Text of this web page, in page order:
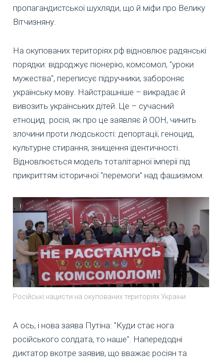
пропагандистської шухляди, що й міфи про Велику
Вітчизняну.
На окупованих територіях рф відновлює радянські
порядки: відроджує піонерію, комсомол, "уроки
мужества", переписує підручники, забороняє
українську мову. Найстрашніше – викрадає й
вивозить українських дітей. Це – сучасний
етноцид. росія, як про це заявляє й ООН, чинить
злочини проти людськості: депортації, геноцид,
культурне стирання, знищення ідентичності.
Відновлюється модель тоталітарної імперії під
прикриттям історичної "перемоги" над фашизмом.
Російські нацисти на окупованих територіях України
А ось, і нова заява Путіна: "Куди стає нога
російського солдата, то наше". Напередодні
диктатор вкотре заявив, що вважає росіян та